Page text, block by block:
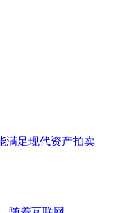
满足现代资产拍卖